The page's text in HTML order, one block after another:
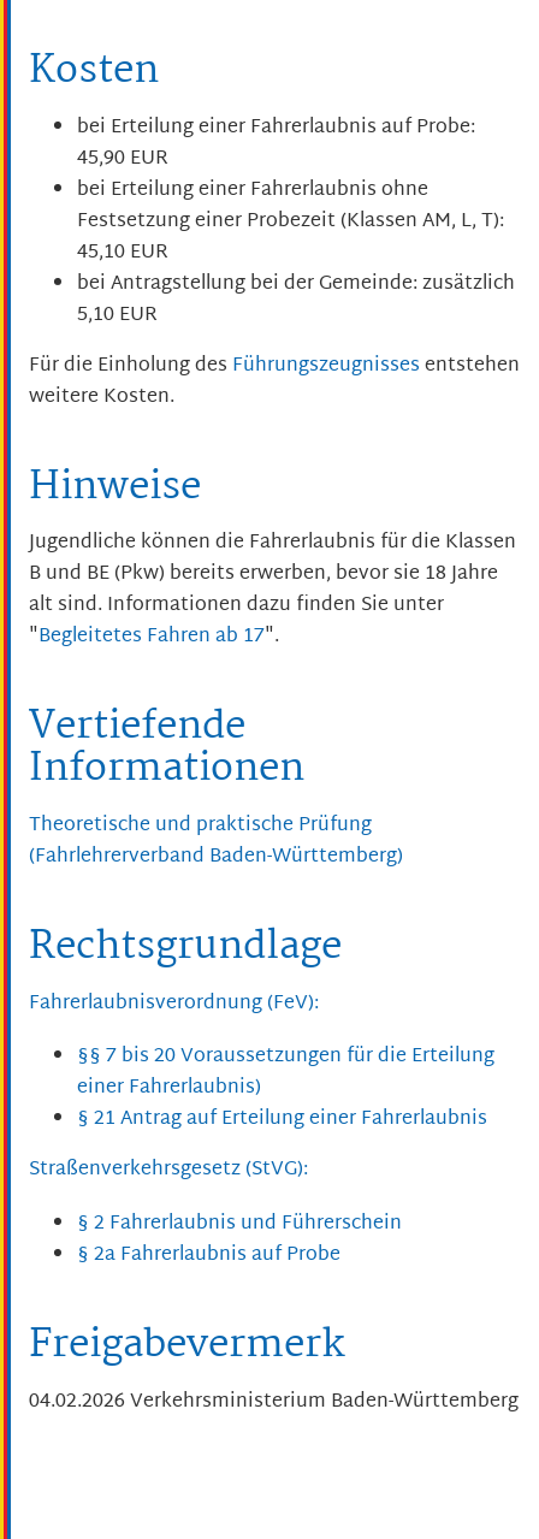
Kosten
bei Erteilung einer Fahrerlaubnis auf Probe:
45,90 EUR
bei Erteilung einer Fahrerlaubnis ohne
Festsetzung einer Probezeit (Klassen AM, L, T):
45,10 EUR
bei Antragstellung bei der Gemeinde: zusätzlich
5,10 EUR
Für die Einholung des Führungszeugnissesentstehen
weitere Kosten.
Hinweise
Jugendliche können die Fahrerlaubnis für die Klassen
B und BE (Pkw) bereits erwerben, bevor sie 18 Jahre
alt sind. Informationen dazu finden Sie unter
"Begleitetes Fahren ab 17".
Vertiefende
Informationen
Theoretische und praktische Prüfung
(Fahrlehrerverband Baden-Württemberg)
Rechtsgrundlage
Fahrerlaubnisverordnung (FeV):
§§ 7 bis 20 Voraussetzungen für die Erteilung
einer Fahrerlaubnis)
§ 21 Antrag auf Erteilung einer Fahrerlaubnis
Straßenverkehrsgesetz (StVG):
§ 2 Fahrerlaubnis und Führerschein
§ 2a Fahrerlaubnis auf Probe
Freigabevermerk
04.02.2026Verkehrsministerium Baden-Württemberg